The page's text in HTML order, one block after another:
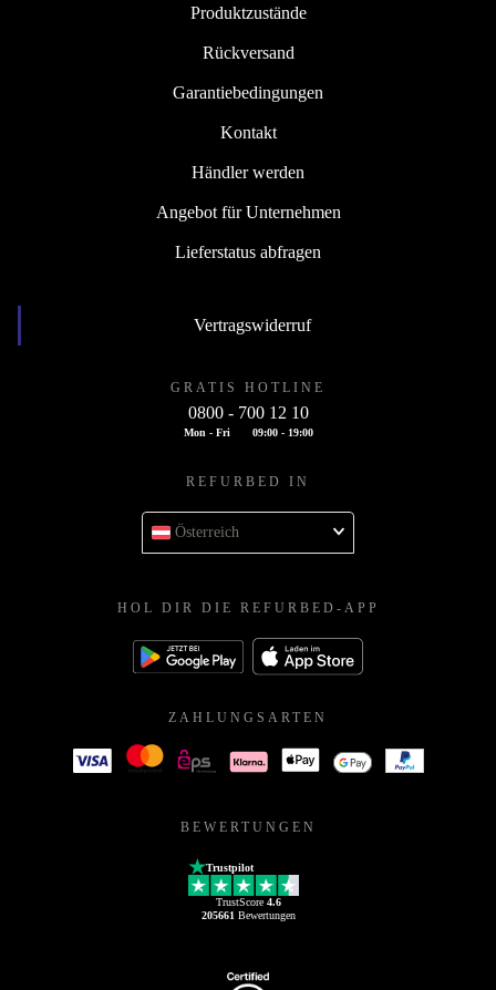
Produktzustände
Rückversand
Garantiebedingungen
Kontakt
Händler werden
Angebot für Unternehmen
Lieferstatus abfragen
Vertragswiderruf
GRATIS HOTLINE
0800 - 700 12 10
Mon - Fri 09:00 - 19:00
REFURBED IN
Österreich
HOL DIR DIE REFURBED-APP
ZAHLUNGSARTEN
BEWERTUNGEN
Trustpilot
TrustScore 4.6
205661 Bewertungen